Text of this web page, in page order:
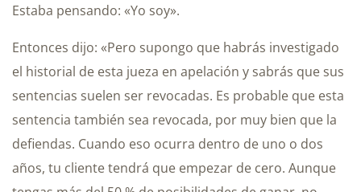
Estaba pensando: «Yo soy».
Entonces dijo: «Pero supongo que habrás investigado
el historial de esta jueza en apelación y sabrás que sus
sentencias suelen ser revocadas. Es probable que esta
sentencia también sea revocada, por muy bien que la
defiendas. Cuando eso ocurra dentro de uno o dos
años, tu cliente tendrá que empezar de cero. Aunque